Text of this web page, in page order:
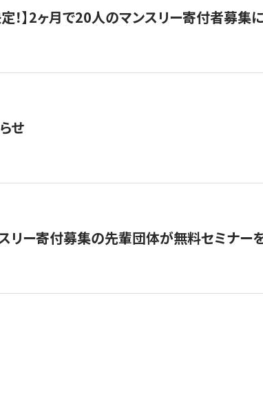
！】2ヶ月で20人のマンスリー寄付者募集
せ
スリー寄付募集の先輩団体が無料セミナー